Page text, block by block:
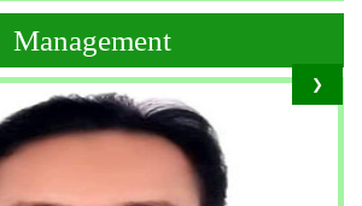
❯
Management